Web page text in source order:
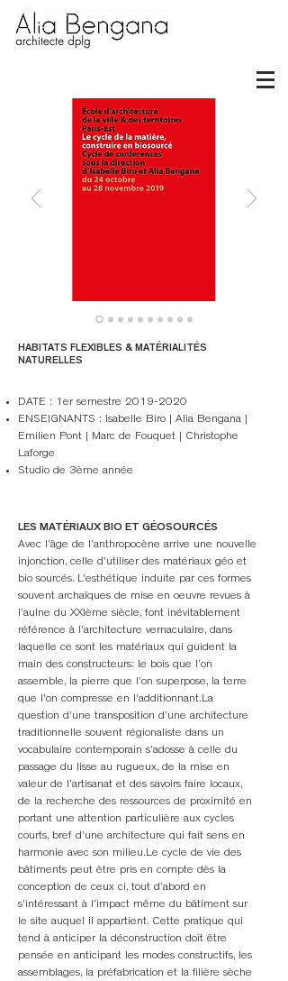
HABITATS FLEXIBLES & MATÉRIALITÉS
NATURELLES
DATE : 1er semestre 2019-2020
ENSEIGNANTS : Isabelle Biro | Alia Bengana |
Emilien Pont | Marc de Fouquet | Christophe
Laforge
Studio de 3ème année
LES MATÉRIAUX BIO ET GÉOSOURCÉS
Avec l’âge de l’anthropocène arrive une nouvelle
injonction, celle d’utiliser des matériaux géo et
bio sourcés. L’esthétique induite par ces formes
souvent archaïques de mise en oeuvre revues à
l’aulne du XXIème siècle, font inévitablement
référence à l’architecture vernaculaire, dans
laquelle ce sont les matériaux qui guident la
main des constructeurs: le bois que l’on
assemble, la pierre que l’on superpose, la terre
que l’on compresse en l’additionnant.La
question d’une transposition d’une architecture
traditionnelle souvent régionaliste dans un
vocabulaire contemporain s’adosse à celle du
passage du lisse au rugueux, de la mise en
valeur de l’artisanat et des savoirs faire locaux,
de la recherche des ressources de proximité en
portant une attention particulière aux cycles
courts, bref d’une architecture qui fait sens en
harmonie avec son milieu.Le cycle de vie des
bâtiments peut être pris en compte dès la
conception de ceux ci, tout d’abord en
s’intéressant à l’impact même du bâtiment sur
le site auquel il appartient. Cette pratique qui
tend à anticiper la déconstruction doit être
pensée en anticipant les modes constructifs, les
assemblages, la préfabrication et la filière sèche